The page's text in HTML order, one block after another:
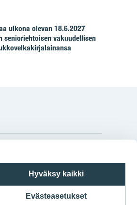
Hyväksy kaikki
Evästeasetukset
ulkona olevan 18.6.2027
senioriehtoisen vakuudellisen
PL 36, 00620 Helsinki
433 111